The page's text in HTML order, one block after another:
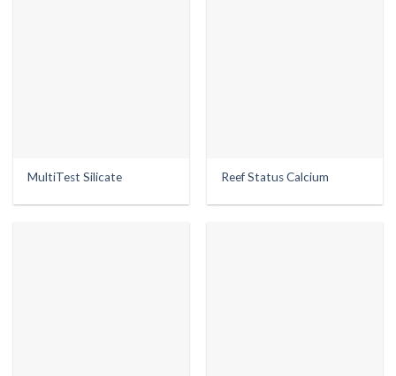
MultiTest Silicate Reef Status Calcium